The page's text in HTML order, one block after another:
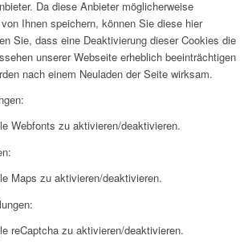
Da diese Anbieter möglicherweise
Ihnen speichern, können Sie diese hier
Sie, dass eine Deaktivierung dieser Cookies die
unserer Webseite erheblich beeinträchtigen
nach einem Neuladen der Seite wirksam.
Webfonts zu aktivieren/deaktivieren.
Maps zu aktivieren/deaktivieren.
reCaptcha zu aktivieren/deaktivieren.